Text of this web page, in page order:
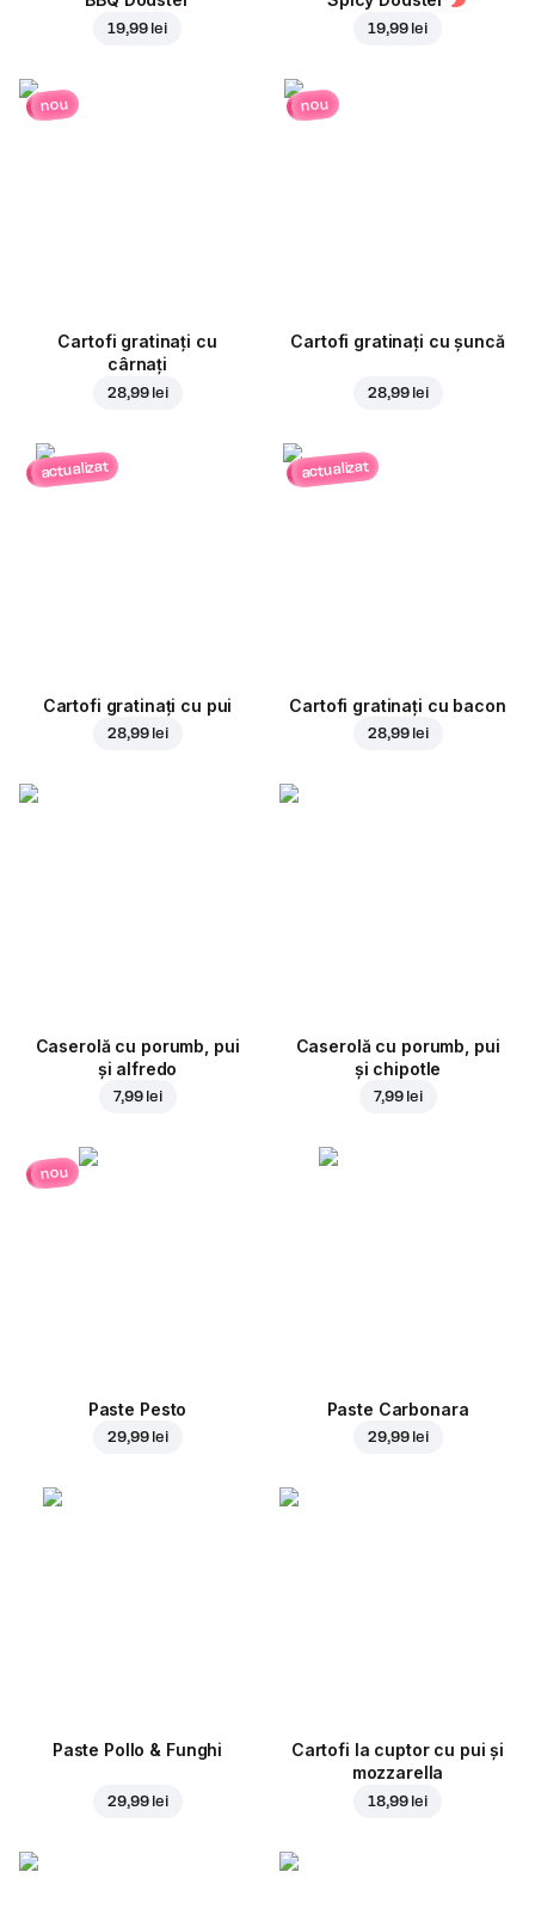
19,99 lei 19,99 lei
nou
Cartofi gratinați cu
cârnați
28,99 lei
nou
Cartofi gratinați cu șuncă
28,99 lei
actualizat
Cartofi gratinați cu pui
28,99 lei
actualizat
Cartofi gratinați cu bacon
28,99 lei
Caserolă cu porumb, pui
și alfredo
7,99 lei
Caserolă cu porumb, pui
și chipotle
7,99 lei
nou
Paste Pesto
29,99 lei
Paste Carbonara
29,99 lei
Paste Pollo & Funghi
29,99 lei
Cartofi la cuptor cu pui și
mozzarella
18,99 lei